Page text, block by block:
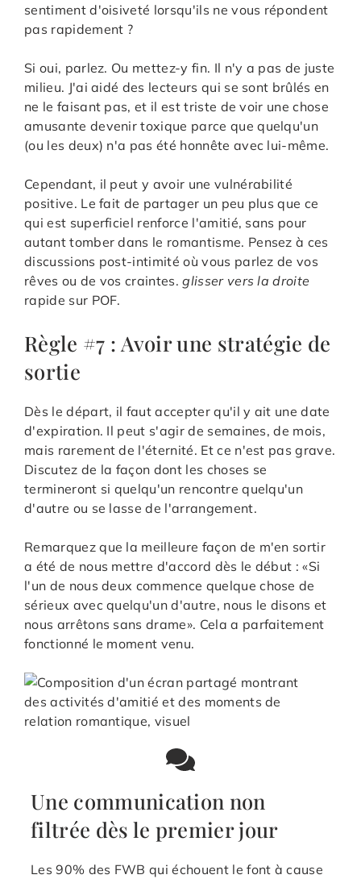
sentiment d'oisiveté lorsqu'ils ne vous répondent
pas rapidement ?
Si oui, parlez. Ou mettez-y fin. Il n'y a pas de juste
milieu. J'ai aidé des lecteurs qui se sont brûlés en
ne le faisant pas, et il est triste de voir une chose
amusante devenir toxique parce que quelqu'un
(ou les deux) n'a pas été honnête avec lui-même.
Cependant, il peut y avoir une vulnérabilité
positive. Le fait de partager un peu plus que ce
qui est superficiel renforce l'amitié, sans pour
autant tomber dans le romantisme. Pensez à ces
discussions post-intimité où vous parlez de vos
rêves ou de vos craintes.glisser vers la droite
rapide sur POF.
Règle #7 : Avoir une stratégie de
sortie
Dès le départ, il faut accepter qu'il y ait une date
d'expiration. Il peut s'agir de semaines, de mois,
mais rarement de l'éternité. Et ce n'est pas grave.
Discutez de la façon dont les choses se
termineront si quelqu'un rencontre quelqu'un
d'autre ou se lasse de l'arrangement.
Remarquez que la meilleure façon de m'en sortir
a été de nous mettre d'accord dès le début : «Si
l'un de nous deux commence quelque chose de
sérieux avec quelqu'un d'autre, nous le disons et
nous arrêtons sans drame». Cela a parfaitement
fonctionné le moment venu.
Une communication non
filtrée dès le premier jour
Les 90% des FWB qui échouent le font à cause